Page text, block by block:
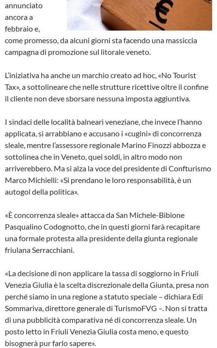
annunciato
ancora a
febbraio e,
come promesso, da alcuni giorni sta facendo una massiccia
campagna di promozione sul litorale veneto.
L’iniziativa ha anche un marchio creato ad hoc, «No Tourist
Tax», a sottolineare che nelle strutture ricettive oltre il confine
il cliente non deve sborsare nessuna imposta aggiuntiva.
I sindaci delle località balneari veneziane, che invece l’hanno
applicata, si arrabbiano e accusano i «cugini» di concorrenza
sleale, mentre l’assessore regionale Marino Finozzi abbozza e
sottolinea che in Veneto, quei soldi, in altro modo non
arriverebbero. Ma si alza la voce del presidente di Confturismo
Marco Michielli: «Si prendano le loro responsabilità, è un
autogol della politica».
«È concorrenza sleale» attacca da San Michele-Bibione
Pasqualino Codognotto, che in questi giorni farà recapitare
una formale protesta alla presidente della giunta regionale
friulana Serracchiani.
«La decisione di non applicare la tassa di soggiorno in Friuli
Venezia Giulia è la scelta discrezionale della Giunta, presa non
perché siamo in una regione a statuto speciale – dichiara Edi
Sommariva, direttore generale di TurismoFVG –. Non si tratta
di una pubblicità comparativa né di concorrenza sleale. Un
posto letto in Friuli Venezia Giulia costa meno, e questo
bisognerà pur farlo sapere».